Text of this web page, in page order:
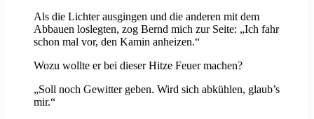
Als die Lichter ausgingen und die anderen mit dem
Abbauen loslegten, zog Bernd mich zur Seite: „Ich fahr
schon mal vor, den Kamin anheizen.“
Wozu wollte er bei dieser Hitze Feuer machen?
„Soll noch Gewitter geben. Wird sich abkühlen, glaub’s
mir.“